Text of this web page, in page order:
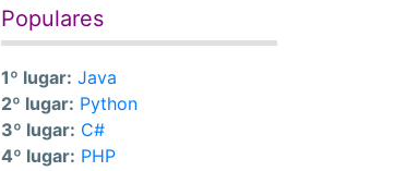
Populares
1º lugar: Java
2º lugar: Python
3º lugar: C#
4º lugar: PHP